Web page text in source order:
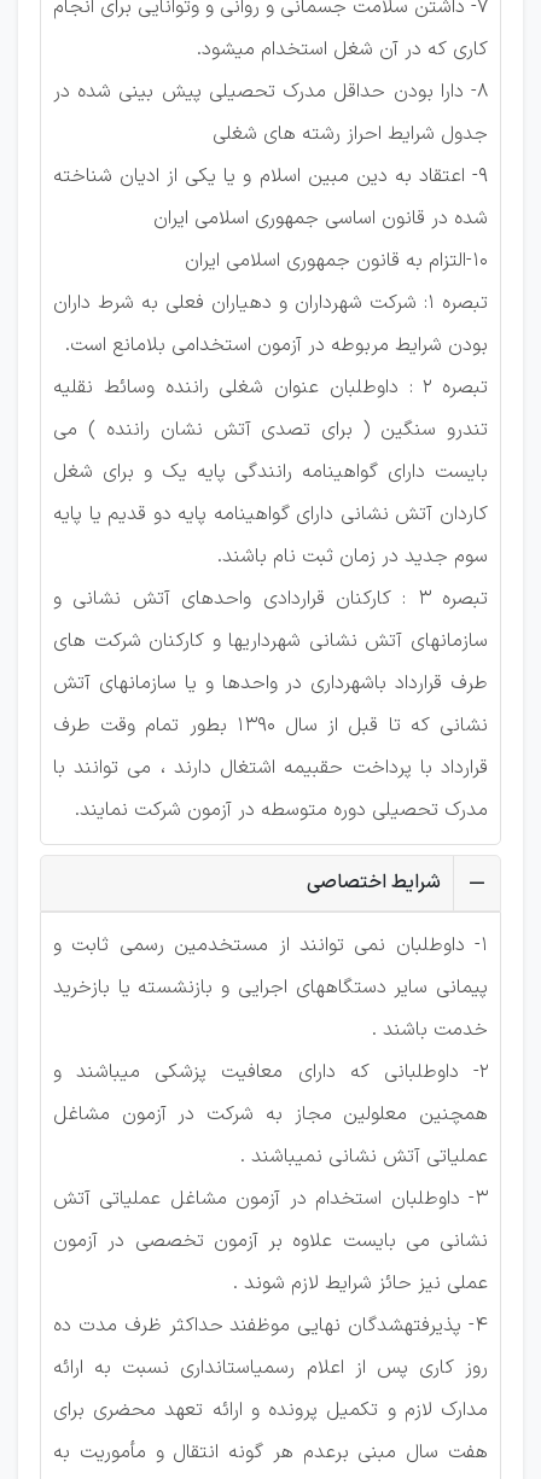
7- داشتن سلامت جسمانی و روانی و وتوانایی برای انجام
کاری که در آن شغل استخدام میشود.
8- دارا بودن حداقل مدرک تحصیلی پیش بینی شده در
جدول شرایط احراز رشته های شغلی
9- اعتقاد به دین مبین اسلام و یا یکی از ادیان شناخته
شده در قانون اساسی جمهوری اسلامی ایران
10-التزام به قانون جمهوری اسلامی ایران
تبصره 1: شرکت شهرداران و دهیاران فعلی به شرط داران
بودن شرایط مربوطه در آزمون استخدامی بلامانع است.
تبصره 2 : داوطلبان عنوان شغلی راننده وسائط نقلیه
تندرو سنگین ( برای تصدی آتش نشان راننده ) می
بایست دارای گواهینامه رانندگی پایه یک و برای شغل
کاردان آتش نشانی دارای گواهینامه پایه دو قدیم یا پایه
سوم جدید در زمان ثبت نام باشند.
تبصره 3 : کارکنان قراردادی واحدهای آتش نشانی و
سازمانهای آتش نشانی شهرداریها و کارکنان شرکت های
طرف قرارداد باشهرداری در واحدها و یا سازمانهای آتش
نشانی که تا قبل از سال 1390 بطور تمام وقت طرف
قرارداد با پرداخت حقبیمه اشتغال دارند ، می توانند با
مدرک تحصیلی دوره متوسطه در آزمون شرکت نمایند.
شرایط اختصاصی
1- داوطلبان نمی توانند از مستخدمین رسمی ثابت و
پیمانی سایر دستگاههای اجرایی و بازنشسته یا بازخرید
خدمت باشند .
2- داوطلبانی که دارای معافیت پزشکی میباشند و
همچنین معلولین مجاز به شرکت در آزمون مشاغل
عملیاتی آتش نشانی نمیباشند .
3- داوطلبان استخدام در آزمون مشاغل عملیاتی آتش
نشانی می بایست علاوه بر آزمون تخصصی در آزمون
عملی نیز حائز شرایط لازم شوند .
4- پذیرفتهشدگان نهایی موظفند حداکثر ظرف مدت ده
روز کاری پس از اعلام رسمیاستانداری نسبت به ارائه
مدارک لازم و تکمیل پرونده و ارائه تعهد محضری برای
هفت سال مبنی برعدم هر گونه انتقال و مأموریت به